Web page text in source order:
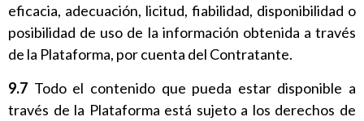
eficacia, adecuación, licitud, fiabilidad, disponibilidad o
posibilidad de uso de la información obtenida a través
de la Plataforma, por cuenta del Contratante.
9.7 Todo el contenido que pueda estar disponible a
través de la Plataforma está sujeto a los derechos de